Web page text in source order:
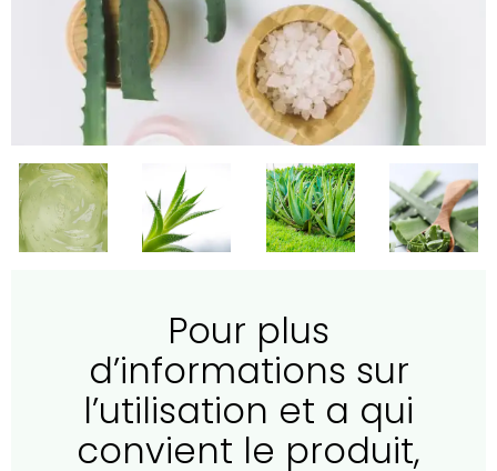
Pour plus
d’informations sur
l’utilisation et a qui
convient le produit,